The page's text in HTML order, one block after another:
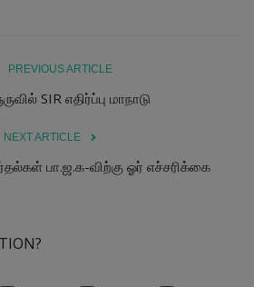
PREVIOUS ARTICLE
SIR எதிர்ப்பு மாநாடு
NEXT ARTICLE
பா.ஜ.க-விற்கு ஓர் எச்சரிக்கை